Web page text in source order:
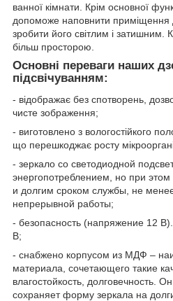
ванної кімнати. Крім основної
допоможе наповнити приміщення
зробити його світлим і затишним.
більш просторою.
Основні переваги наших
підсвічуванням:
- відображає без спотворень,
чисте зображення;
- виготовлено з вологостійкого
що перешкоджає росту
- зеркало со светодиодной
энергопотреблением, но при
и долгим сроком службы, не
непрерывной работы;
- безопасность (напряжение 12
В;
- снабжено корпусом из МДФ –
материала, сочетающего такие
влагостойкость, долговечность.
сохраняет форму зеркала на